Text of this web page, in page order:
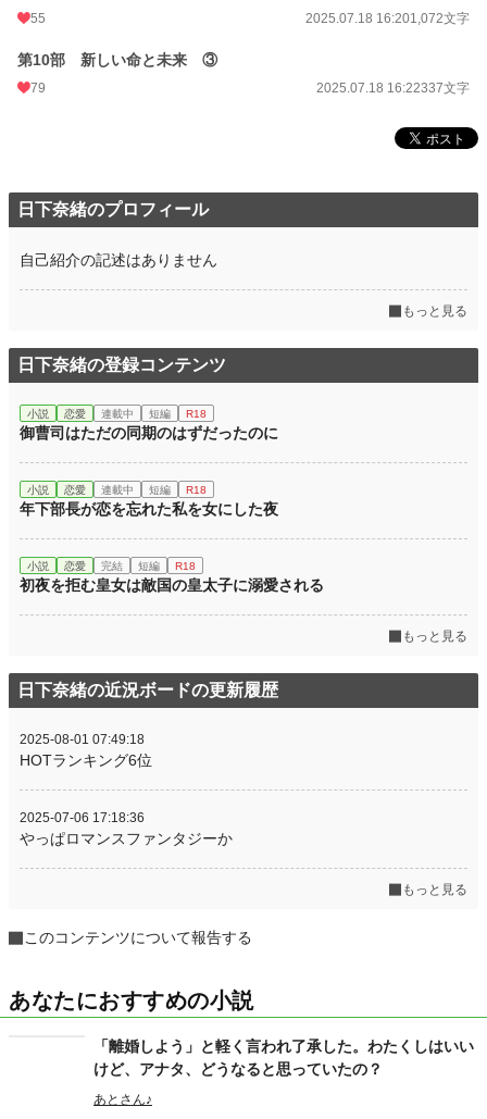
55 2025.07.18 16:201,072文字
第10部 新しい命と未来 ③
79 2025.07.18 16:22337文字
日下奈緒のプロフィール
自己紹介の記述はありません
もっと見る
日下奈緒の登録コンテンツ
小説 恋愛 連載中 短編 R18
御曹司はただの同期のはずだったのに
小説 恋愛 連載中 短編 R18
年下部長が恋を忘れた私を女にした夜
小説 恋愛 完結 短編 R18
初夜を拒む皇女は敵国の皇太子に溺愛される
もっと見る
日下奈緒の近況ボードの更新履歴
2025-08-01 07:49:18
HOTランキング6位
2025-07-06 17:18:36
やっぱロマンスファンタジーか
もっと見る
このコンテンツについて報告する
あなたにおすすめの小説
「離婚しよう」と軽く言われ了承した。わたくしはいい
けど、アナタ、どうなると思っていたの？
あとさん♪